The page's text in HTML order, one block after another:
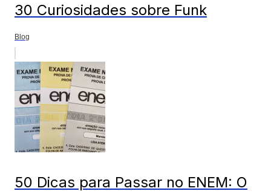
30 Curiosidades sobre Funk
Blog
50 Dicas para Passar no ENEM: O